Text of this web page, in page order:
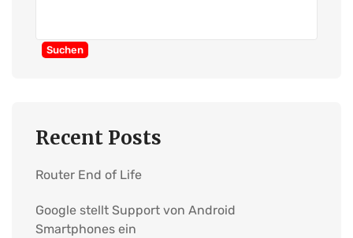
Suchen
Recent Posts
Router End of Life
Google stellt Support von Android
Smartphones ein